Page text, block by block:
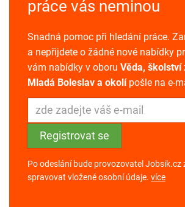
práce vás neminou
Snadná pomoc při hledání práce.
a nepřijdete o žádné nové nabídky
vám nabídky v oboru Věda, školství
Mladá Boleslav a okolípošle na e-
Po odeslání bude provozovatel Jobsik.cz
spravovat vložené osobní údaje. více